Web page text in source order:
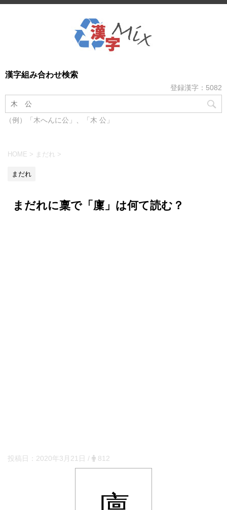
漢字組み合わせ検索
登録漢字：5082
（例）「木へんに公」、「木 公」
HOME > まだれ >
まだれ
まだれに稟で「廩」は何て読む？
投稿日： 2020年3月21日 / 812